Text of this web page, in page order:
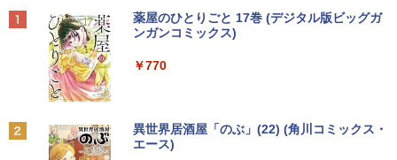
￥21,250
1TB 13.3インチ HDMI搭載 WEBカメラ5
GWIFI Bluetooth内蔵 中古パソコン Mic
安心保証 初期設定不要
2
【中古】純正ATI Apple Radeon HD 577
0 1GB ビデオカード Mac Pro デスクト
ップ 102C0160200
￥2,800
5L 21.5 インチフル HD 液晶モニター HD
MI VGA 入力 角度調整可能
￥23,080
ット 21巻セット／山本博文
￥23,760
Anker Soundcore P40i オフホワイト
Anker Soundcore P31i ブラック
BRUCE WAYNE feat. Flo Milli, ATL Jacob
[Explicit]
￥250
BRUCE WAYNE feat. Flo Milli, ATL Jacob
[Explicit]
by Amazon 天然水 ラベルレス 500ml ×24本
富士山の天然水 バナジウム含有 水 ミネラル
ットル (Smart Basic)
【Amazon.co.jp限定】 い・ろ・は・す 2L P
薬屋のひとりごと 17巻 (デジタル版ビッグガ
ンガンコミックス)
￥770
異世界居酒屋「のぶ」(22) (角川コミックス・
エース)